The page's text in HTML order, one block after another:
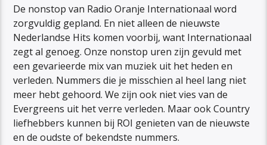
De nonstop van Radio Oranje Internationaal word
zorgvuldig gepland. En niet alleen de nieuwste
Nederlandse Hits komen voorbij, want Internationaal
zegt al genoeg. Onze nonstop uren zijn gevuld met
een gevarieerde mix van muziek uit het heden en
verleden. Nummers die je misschien al heel lang niet
meer hebt gehoord. We zijn ook niet vies van de
Evergreens uit het verre verleden. Maar ook Country
liefhebbers kunnen bij ROI genieten van de nieuwste
en de oudste of bekendste nummers.